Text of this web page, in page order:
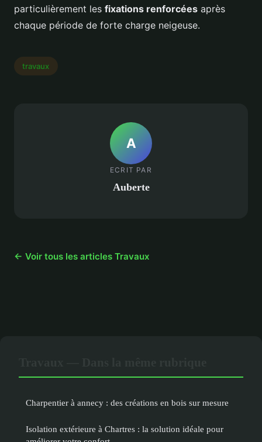
particulièrement les fixations renforcées après
chaque période de forte charge neigeuse.
travaux
A
ECRIT PAR
Auberte
← Voir tous les articles Travaux
Charpentier à annecy : des créations en bois sur mesure
Isolation extérieure à Chartres : la solution idéale pour